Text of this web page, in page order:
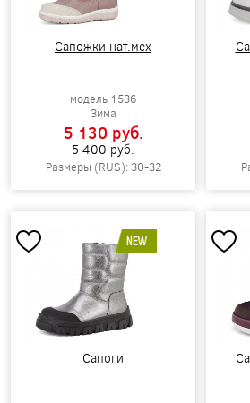
Сапожки нат.мех
модель 1536
Зима
5 130 pуб.
5 400 pуб.
Размеры (RUS): 30-32
NEW
Сапоги